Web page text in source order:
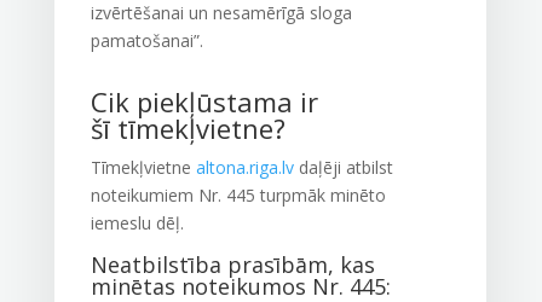
izvērtēšanai un nesamērīgā sloga
pamatošanai”.
Cik piekļūstama ir
šī tīmekļvietne?
Tīmekļvietne altona.riga.lvdaļēji atbilst
noteikumiem Nr. 445 turpmāk minēto
iemeslu dēļ.
Neatbilstība prasībām, kas
minētas noteikumos Nr. 445: